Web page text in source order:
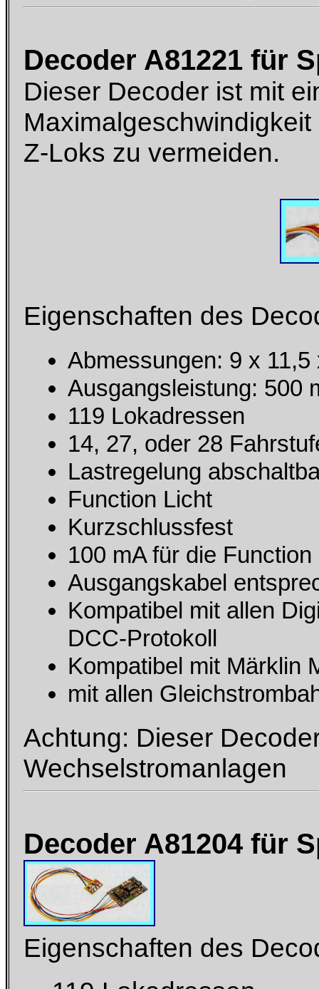
Decoder A81221 für
Dieser Decoder ist mit
Z-Loks zu vermeiden.
Eigenschaften des
Abmessungen: 9 x 11,5
Ausgangsleistung: 500
119 Lokadressen
14, 27, oder 28
Lastregelung
Function Licht
Kurzschlussfest
100 mA für die Function
Ausgangskabel
Kompatibel mit allen
DCC-Protokoll
Kompatibel mit Märklin
mit allen
Achtung: Dieser
Wechselstromanlagen
Decoder A81204 für
Eigenschaften des